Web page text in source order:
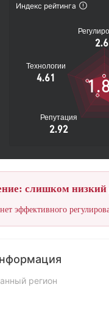
Индекс рейтинга
Технологии
4.61
Репутация
2.92
слишком
эффективного
регион